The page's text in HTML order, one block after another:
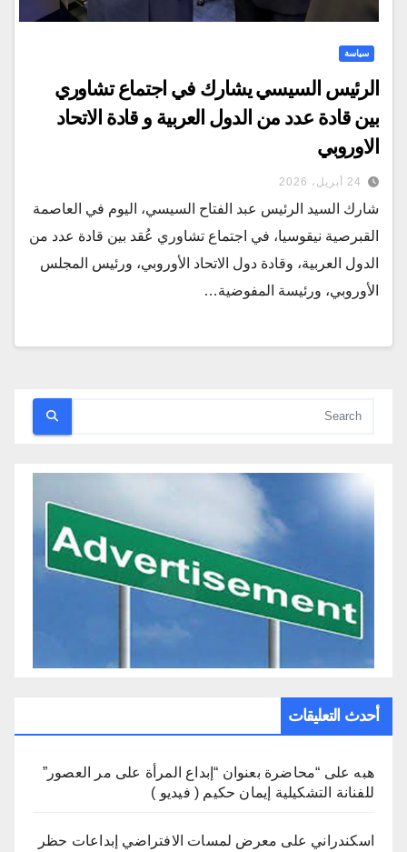
سياسة
الرئيس السيسي يشارك في اجتماع تشاوري
بين قادة عدد من الدول العربية و قادة الاتحاد
الاوروبي
24 أبريل، 2026
شارك السيد الرئيس عبد الفتاح السيسي، اليوم في العاصمة
القبرصية نيقوسيا، في اجتماع تشاوري عُقد بين قادة عدد من
الدول العربية، وقادة دول الاتحاد الأوروبي، ورئيس المجلس
الأوروبي، ورئيسة المفوضية…
أحدث التعليقات
هبه على “محاضرة بعنوان “إبداع المرأة على مر العصور”
للفنانة التشكيلية إيمان حكيم ( فيديو )
اسكندراني على معرض لمسات الافتراضي إبداعات حظر